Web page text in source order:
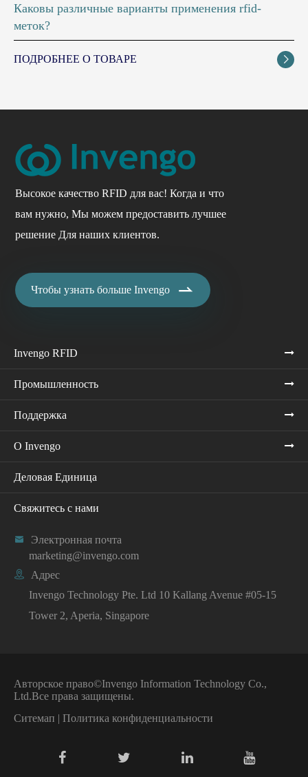
Каковы различные варианты применения rfid-
меток?
ПОДРОБНЕЕ О ТОВАРЕ 
Высокое качество RFID для вас! Когда и что
вам нужно, Мы можем предоставить лучшее
решение Для наших клиентов.
Чтобы узнать больше Invengo 
Invengo RFID
Промышленность
Поддержка
О Invengo
Деловая Единица
Свяжитесь с нами

Электронная почта
marketing@invengo.com

Адрес
Invengo Technology Pte. Ltd 10 Kallang Avenue #05-15
Tower 2, Aperia, Singapore
Авторское право©Invengo Information Technology Co.,
Ltd.Все права защищены.
Ситемап | Политика конфиденциальности